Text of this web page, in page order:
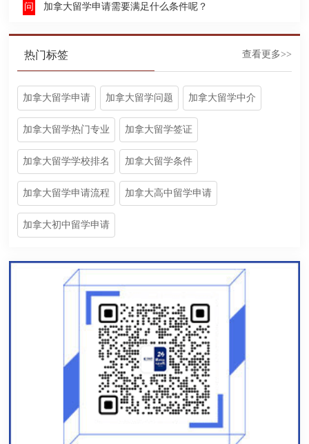
加拿大留学申请需要满足什么条件呢？
热门标签 查看更多>>
加拿大留学申请 加拿大留学问题 加拿大留学中介
加拿大留学热门专业 加拿大留学签证
加拿大留学学校排名 加拿大留学条件
加拿大留学申请流程 加拿大高中留学申请
加拿大初中留学申请